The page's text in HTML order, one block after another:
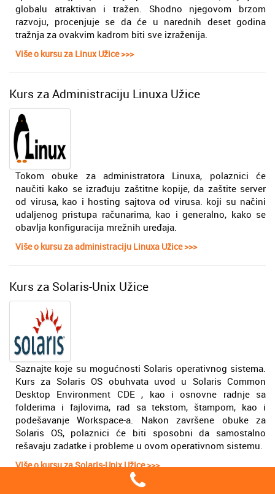
globalu atraktivan i tražen. Shodno njegovom brzom
razvoju, procenjuje se da će u narednih deset godina
tražnja za ovakvim kadrom biti sve izraženija.
Više o kursu za Linux Užice >>>
Kurs za Administraciju Linuxa Užice
Tokom obuke za administratora Linuxa, polaznici će
naučiti kako se izrađuju zaštitne kopije, da zaštite server
od virusa, kao i hosting sajtova od virusa. koji su načini
udaljenog pristupa računarima, kao i generalno, kako se
obavlja konfiguracija mrežnih uređaja.
Više o kursu za administraciju Linuxa Užice >>>
Kurs za Solaris-Unix Užice
Saznajte koje su mogućnosti Solaris operativnog sistema.
Kurs za Solaris OS obuhvata uvod u Solaris Common
Desktop Environment CDE , kao i osnovne radnje sa
folderima i fajlovima, rad sa tekstom, štampom, kao i
podešavanje Workspace-a. Nakon završene obuke za
Solaris OS, polaznici će biti sposobni da samostalno
rešavaju zadatke i probleme u ovom operativnom sistemu.
Više o kursu za Solaris-Unix Užice >>>